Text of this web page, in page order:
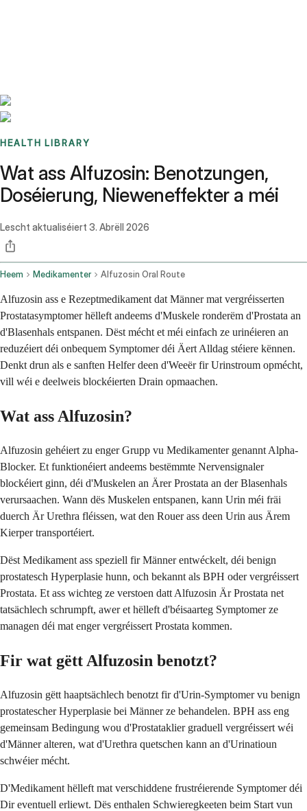
HEALTH LIBRARY
Wat ass Alfuzosin: Benotzungen,
Doséierung, Nieweneffekter a méi
Lescht aktualiséiert 3. Abrëll 2026
Heem Medikamenter Alfuzosin Oral Route
Alfuzosin ass e Rezeptmedikament dat Männer mat vergréisserten
Prostatasymptomer hëlleft andeems d'Muskele ronderëm d'Prostata an
d'Blasenhals entspanen. Dëst mécht et méi einfach ze urinéieren an
reduzéiert déi onbequem Symptomer déi Äert Alldag stéiere kënnen.
Denkt drun als e sanften Helfer deen d'Weeër fir Urinstroum opmécht,
vill wéi e deelweis blockéierten Drain opmaachen.
Wat ass Alfuzosin?
Alfuzosin gehéiert zu enger Grupp vu Medikamenter genannt Alpha-
Blocker. Et funktionéiert andeems bestëmmte Nervensignaler
blockéiert ginn, déi d'Muskelen an Ärer Prostata an der Blasenhals
verursaachen. Wann dës Muskelen entspanen, kann Urin méi fräi
duerch Är Urethra fléissen, wat den Rouer ass deen Urin aus Ärem
Kierper transportéiert.
Dëst Medikament ass speziell fir Männer entwéckelt, déi benign
prostatesch Hyperplasie hunn, och bekannt als BPH oder vergréissert
Prostata. Et ass wichteg ze verstoen datt Alfuzosin Är Prostata net
tatsächlech schrumpft, awer et hëlleft d'béisaarteg Symptomer ze
managen déi mat enger vergréissert Prostata kommen.
Fir wat gëtt Alfuzosin benotzt?
Alfuzosin gëtt haaptsächlech benotzt fir d'Urin-Symptomer vu benign
prostatescher Hyperplasie bei Männer ze behandelen. BPH ass eng
gemeinsam Bedingung wou d'Prostataklier graduell vergréissert wéi
d'Männer alteren, wat d'Urethra quetschen kann an d'Urinatioun
schwéier mécht.
D'Medikament hëlleft mat verschiddene frustréierende Symptomer déi
Dir eventuell erliewt. Dës enthalen Schwieregkeeten beim Start vun